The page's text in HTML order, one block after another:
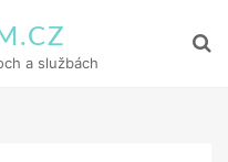
a službách